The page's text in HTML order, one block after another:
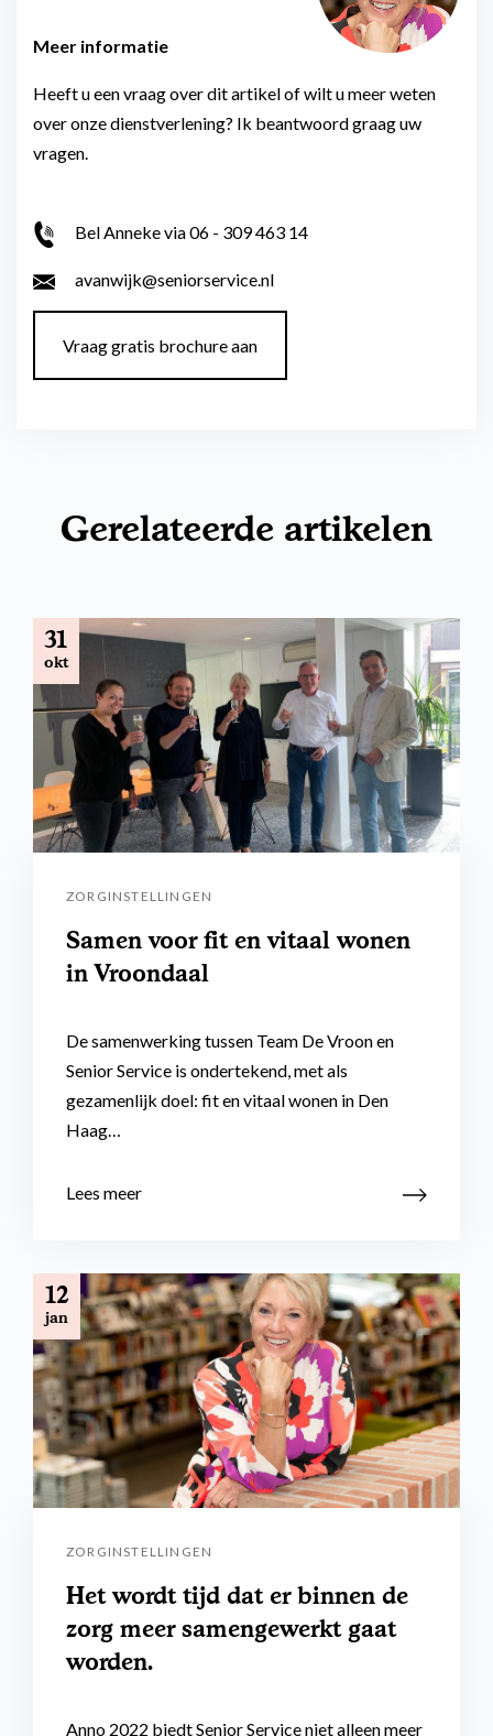
Meer informatie
Heeft u een vraag over dit artikel of wilt u meer weten
over onze dienstverlening? Ik beantwoord graag uw
vragen.
Bel Anneke via 06 - 309 463 14
avanwijk@seniorservice.nl
Vraag gratis brochure aan
Gerelateerde artikelen
31
okt
ZORGINSTELLINGEN
Samen voor fit en vitaal wonen
in Vroondaal
De samenwerking tussen Team De Vroon en
Senior Service is ondertekend, met als
gezamenlijk doel: fit en vitaal wonen in Den
Haag…
Lees meer
12
jan
ZORGINSTELLINGEN
Het wordt tijd dat er binnen de
zorg meer samengewerkt gaat
worden.
Anno 2022 biedt Senior Service niet alleen meer